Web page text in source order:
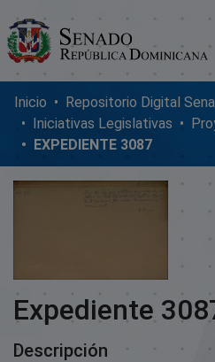
Comunidades
Glosario
Nosotros
Inicio
Iniciativas Legislativas
EXPEDIENTE 3087
Expediente
Descripción